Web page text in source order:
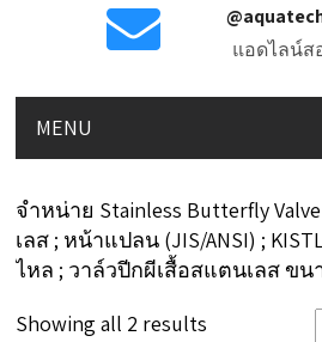
แอดไลน์ส
MENU
จำหน่าย Stainless Butterfly
เลส ; หน้าแปลน (JIS/ANSI) ;
ไหล ; วาล์วปีกผีเสื้อสแตนเลส ขนา
Showing all 2 results